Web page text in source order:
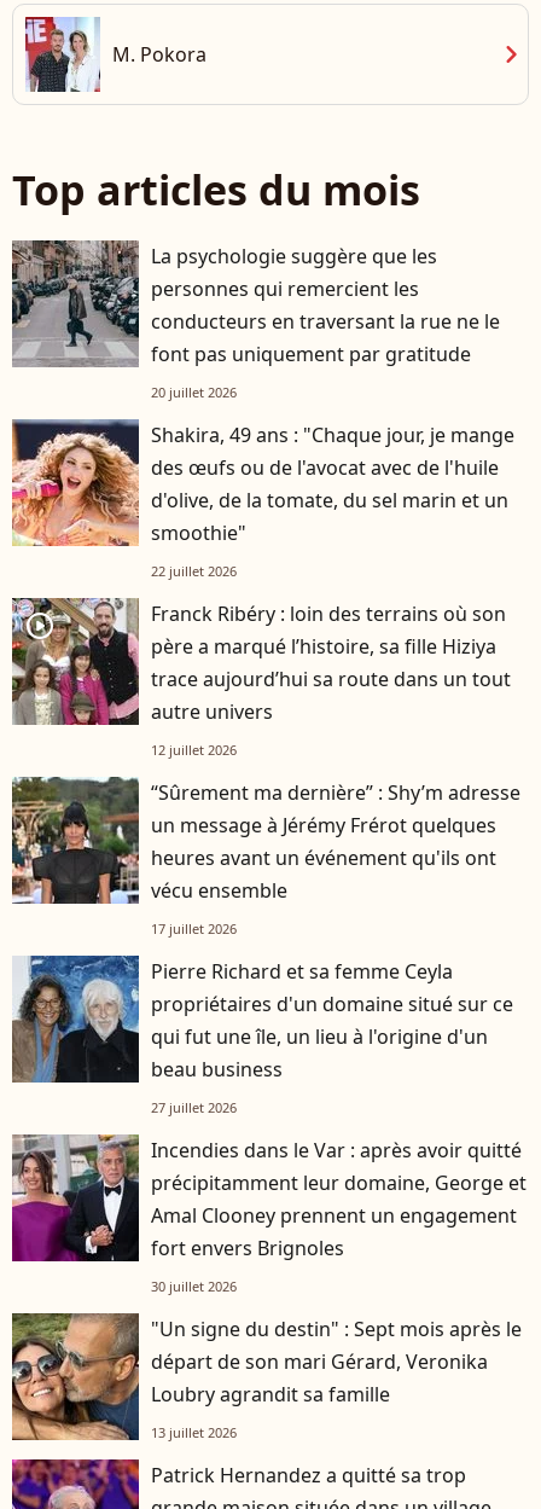
M. Pokora chevron_right
Top articles du mois
La psychologie suggère que les
personnes qui remercient les
conducteurs en traversant la rue ne le
font pas uniquement par gratitude
20 juillet 2026
Shakira, 49 ans : "Chaque jour, je mange
des œufs ou de l'avocat avec de l'huile
d'olive, de la tomate, du sel marin et un
smoothie"
22 juillet 2026
player2
Franck Ribéry : loin des terrains où son
père a marqué l’histoire, sa fille Hiziya
trace aujourd’hui sa route dans un tout
autre univers
12 juillet 2026
“Sûrement ma dernière” : Shy’m adresse
un message à Jérémy Frérot quelques
heures avant un événement qu'ils ont
vécu ensemble
17 juillet 2026
Pierre Richard et sa femme Ceyla
propriétaires d'un domaine situé sur ce
qui fut une île, un lieu à l'origine d'un
beau business
27 juillet 2026
Incendies dans le Var : après avoir quitté
précipitamment leur domaine, George et
Amal Clooney prennent un engagement
fort envers Brignoles
30 juillet 2026
"Un signe du destin" : Sept mois après le
départ de son mari Gérard, Veronika
Loubry agrandit sa famille
13 juillet 2026
Patrick Hernandez a quitté sa trop